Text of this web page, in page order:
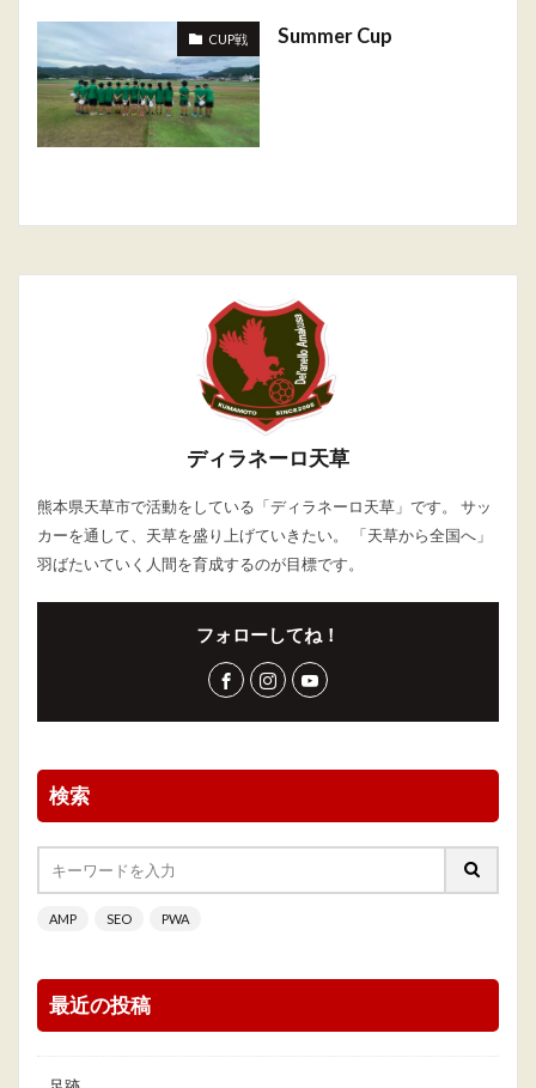
CUP戦 Summer Cup
ディラネーロ天草
熊本県天草市で活動をしている「ディラネーロ天草」です。 サッ
カーを通して、天草を盛り上げていきたい。 「天草から全国へ」
羽ばたいていく人間を育成するのが目標です。
フォローしてね！
検索
AMP SEO PWA
最近の投稿